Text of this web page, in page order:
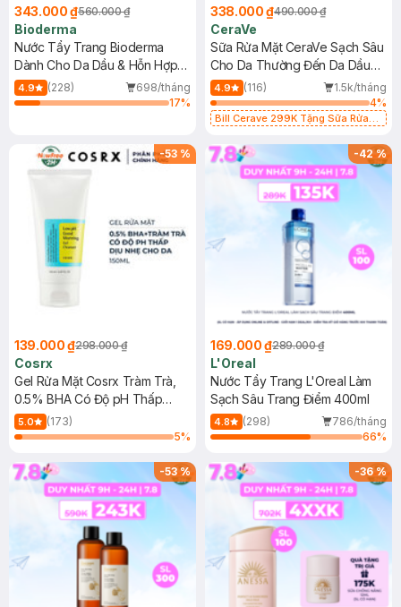
343.000 ₫560.000 ₫
Bioderma
Nước Tẩy Trang Bioderma
Dành Cho Da Dầu & Hỗn Hợp
500ml
4.9 (228)
698/tháng
17%
338.000 ₫490.000 ₫
CeraVe
Sữa Rửa Mặt CeraVe Sạch Sâu
Cho Da Thường Đến Da Dầu
473ml
4.9 (116)
1.5k/tháng
4%
Bill Cerave 299K Tặng Sữa Rửa
-53 %
139.000 ₫298.000 ₫
Cosrx
Gel Rửa Mặt Cosrx Tràm Trà,
0.5% BHA Có Độ pH Thấp
150ml
5.0
(173)
5%
-42%
169.000 ₫289.000 ₫
L'Oreal
Nước Tẩy Trang L'Oreal Làm
Sạch Sâu Trang Điểm 400ml
4.8 (298)
786/tháng
66%
-53% -36%